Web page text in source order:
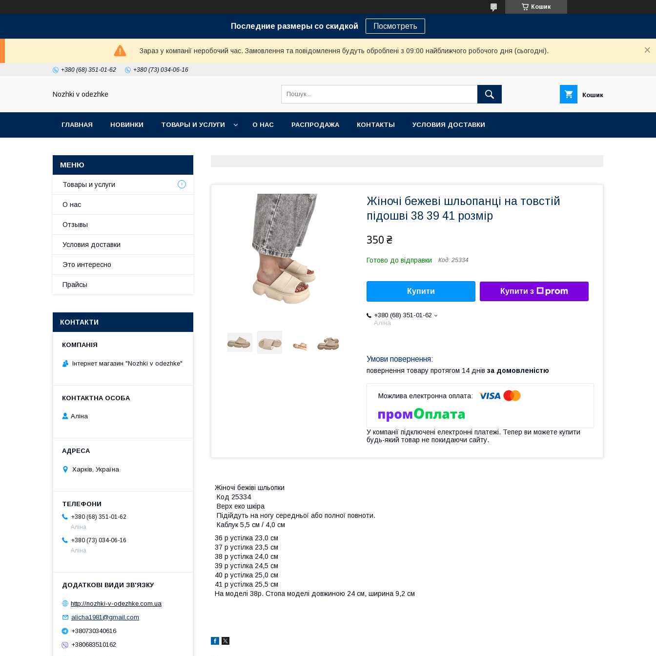
Кошик
Последние размеры со скидкой Посмотреть
Зараз у компанії неробочий час. Замовлення та повідомлення будуть оброблені з 09:00 найближчого робочого дня (сьогодні).
+380 (68) 351-01-62 +380 (73) 034-06-16
Nozhki v odezhke Кошик
ГЛАВНАЯ НОВИНКИ ТОВАРЫ И УСЛУГИ О НАС РАСПРОДАЖА КОНТАКТЫ УСЛОВИЯ ДОСТАВКИ
Жіночі бежеві шльопанці на товстій
підошві 38 39 41 розмір
350 ₴
Готово до відправки Код: 25334
Купити Купити з
+380 (68) 351-01-62
Аліна
повернення товару протягом 14 днів за домовленістю
У компанії підключені електронні платежі. Тепер ви можете купити
будь-який товар не покидаючи сайту.
Жіночі бежіві шльопки
Код 25334
Верх еко шкіра
Підійдуть на ногу середньої або полної повноти.
Каблук 5,5 см / 4,0 см
36 р устілка 23,0 см
37 р устілка 23,5 см
38 р устілка 24,0 см
39 р устілка 24,5 см
40 р устілка 25,0 см
41 р устілка 25,5 см
На моделі 38р. Стопа моделі довжиною 24 см, ширина 9,2 см
Товары и услуги
О нас
Отзывы
Условия доставки
Это интересно
Прайсы
КОНТАКТИ
Інтернет магазин "Nozhki v odezhke"
Аліна
Харків, Україна
+380 (68) 351-01-62
Аліна
+380 (73) 034-06-16
Аліна
http://nozhki-v-odezhke.com.ua
alicha1981@gmail.com
+380730340616
+380683510162